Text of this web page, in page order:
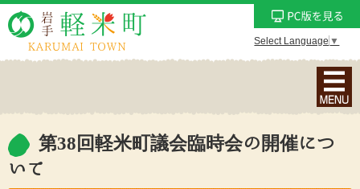
Select Language ▼
ナ
ビ
ー
第38回軽米町議会臨時会の開催につ
いて